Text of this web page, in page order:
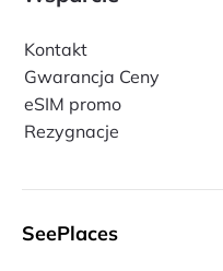
Kontakt
Gwarancja Ceny
eSIM promo
Rezygnacje
SeePlaces